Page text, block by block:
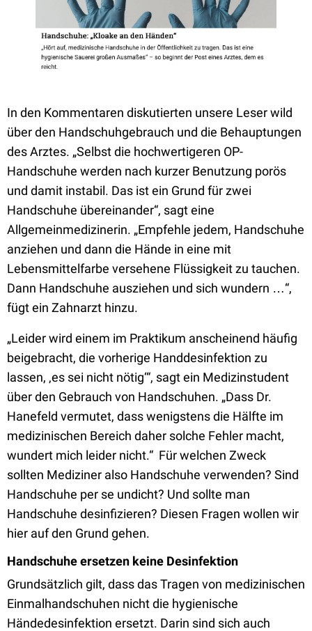
In den Kommentaren diskutierten unsere Leser wild
über den Handschuhgebrauch und die Behauptungen
des Arztes. „Selbst die hochwertigeren OP-
Handschuhe werden nach kurzer Benutzung porös
und damit instabil. Das ist ein Grund für zwei
Handschuhe übereinander“, sagt eine
Allgemeinmedizinerin. „Empfehle jedem, Handschuhe
anziehen und dann die Hände in eine mit
Lebensmittelfarbe versehene Flüssigkeit zu tauchen.
Dann Handschuhe ausziehen und sich wundern …“,
fügt ein Zahnarzt hinzu.
„Leider wird einem im Praktikum anscheinend häufig
beigebracht, die vorherige Handdesinfektion zu
lassen, ‚es sei nicht nötig‘“, sagt ein Medizinstudent
über den Gebrauch von Handschuhen. „Dass Dr.
Hanefeld vermutet, dass wenigstens die Hälfte im
medizinischen Bereich daher solche Fehler macht,
wundert mich leider nicht.“ Für welchen Zweck
sollten Mediziner also Handschuhe verwenden? Sind
Handschuhe per se undicht? Und sollte man
Handschuhe desinfizieren? Diesen Fragen wollen wir
hier auf den Grund gehen.
Handschuhe ersetzen keine Desinfektion
Grundsätzlich gilt, dass das Tragen von medizinischen
Einmalhandschuhen nicht die hygienische
Händedesinfektion ersetzt. Darin sind sich auch